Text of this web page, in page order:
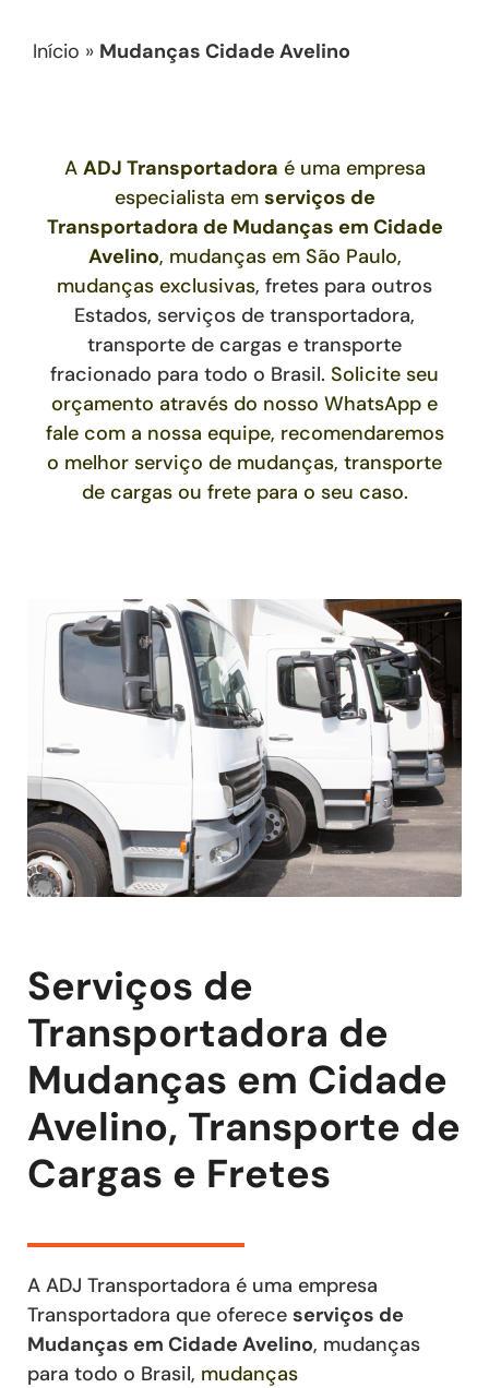
Início » Mudanças Cidade Avelino
A ADJ Transportadora é uma empresa
especialista em serviços de
Transportadora de Mudanças em Cidade
Avelino, mudanças em São Paulo,
mudanças exclusivas, fretes para outros
Estados, serviços de transportadora,
transporte de cargas e transporte
fracionado para todo o Brasil. Solicite seu
orçamento através do nosso WhatsApp e
fale com a nossa equipe, recomendaremos
o melhor serviço de mudanças, transporte
de cargas ou frete para o seu caso.
Serviços de
Transportadora de
Mudanças em Cidade
Avelino, Transporte de
Cargas e Fretes
A ADJ Transportadora é uma empresa
Transportadora que oferece serviços de
Mudanças em Cidade Avelino, mudanças
para todo o Brasil, mudanças